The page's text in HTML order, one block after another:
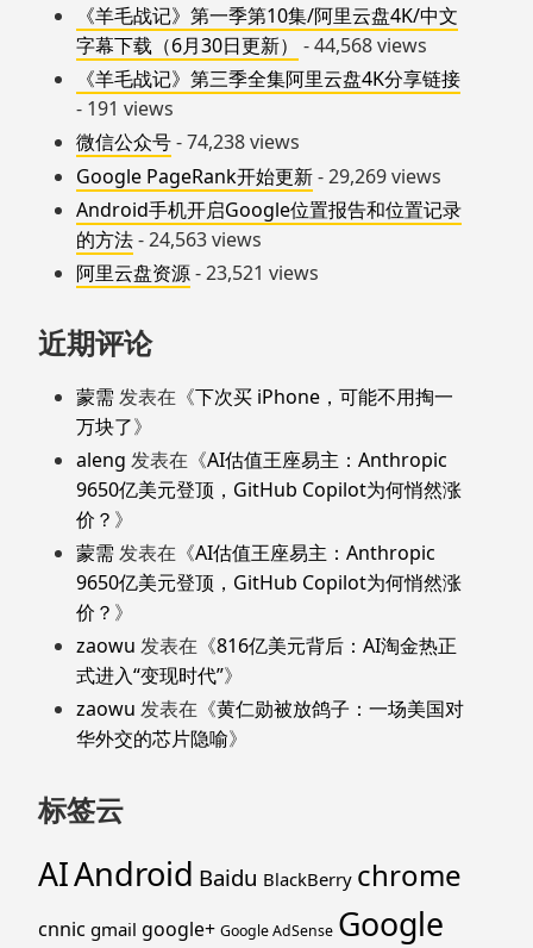
《羊毛战记》第一季第10集/阿里云盘4K/中文
字幕下载（6月30日更新）
- 44,568 views
《羊毛战记》第三季全集阿里云盘4K分享链接
- 191 views
微信公众号- 74,238 views
Google PageRank开始更新- 29,269 views
Android手机开启Google位置报告和位置记录
的方法- 24,563 views
阿里云盘资源- 23,521 views
近期评论
蒙需 发表在《下次买 iPhone，可能不用掏一
万块了》
aleng 发表在《AI估值王座易主：Anthropic
9650亿美元登顶，GitHub Copilot为何悄然涨
价？ 》
蒙需 发表在《AI估值王座易主：Anthropic
9650亿美元登顶，GitHub Copilot为何悄然涨
价？ 》
zaowu 发表在《816亿美元背后：AI淘金热正
式进入“变现时代”》
zaowu 发表在《黄仁勋被放鸽子：一场美国对
华外交的芯片隐喻》
标签云
AIAndroid Baidu BlackBerry chrome
cnnic gmail google+ Google AdSense Google